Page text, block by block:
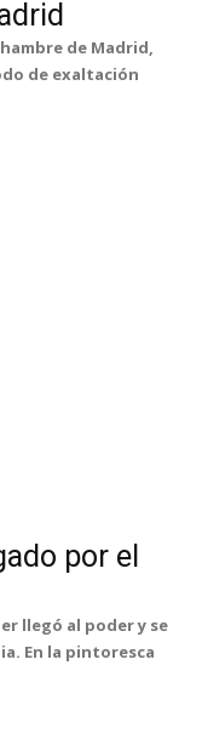
de Madrid,
de exaltación
por el
llegó al poder y se
En la pintoresca